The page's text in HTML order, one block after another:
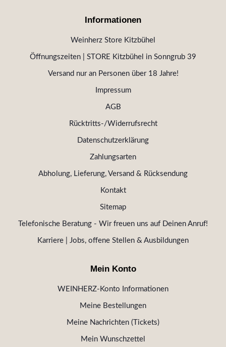
Informationen
Weinherz Store Kitzbühel
Öffnungszeiten | STORE Kitzbühel in Sonngrub 39
Versand nur an Personen über 18 Jahre!
Impressum
AGB
Rücktritts-/Widerrufsrecht
Datenschutzerklärung
Zahlungsarten
Abholung, Lieferung, Versand & Rücksendung
Kontakt
Sitemap
Telefonische Beratung - Wir freuen uns auf Deinen Anruf!
Karriere | Jobs, offene Stellen & Ausbildungen
Mein Konto
WEINHERZ-Konto Informationen
Meine Bestellungen
Meine Nachrichten (Tickets)
Mein Wunschzettel